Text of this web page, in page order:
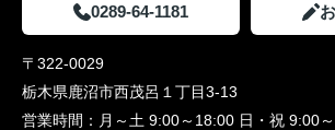
0289-64-1181
〒322-0029
栃木県鹿沼市西茂呂１丁目3-13
営業時間： 月～土 9:00～18:00 日・祝 9:00